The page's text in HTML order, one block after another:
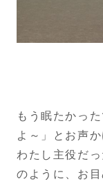
もう眠たかっ
よ～」とお声
わたし主役だ
のように、お